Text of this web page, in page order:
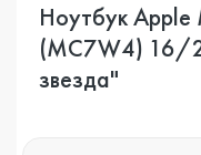
Ноутбук
(MC7W4) 16/
звезда"